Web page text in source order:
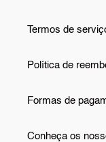
Termos de
Política de
Formas de
Conheça os